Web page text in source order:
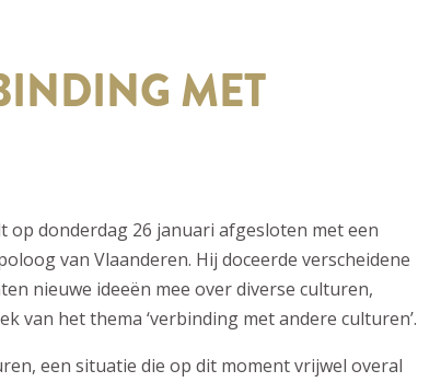
MET
donderdag 26 januari afgesloten met een
van Vlaanderen. Hij doceerde verscheidene
nieuwe ideeën mee over diverse culturen,
van het thema ‘verbinding met andere culturen’.
een situatie die op dit moment vrijwel overal